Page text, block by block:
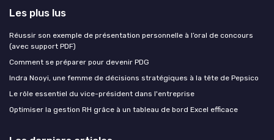
Les plus lus
Réussir son exemple de présentation personnelle à l’oral de concours
(avec support PDF)
Comment se préparer pour devenir PDG
Indra Nooyi, une femme de décisions stratégiques à la tête de Pepsico
Le rôle essentiel du vice-président dans l'entreprise
Optimiser la gestion RH grâce à un tableau de bord Excel efficace